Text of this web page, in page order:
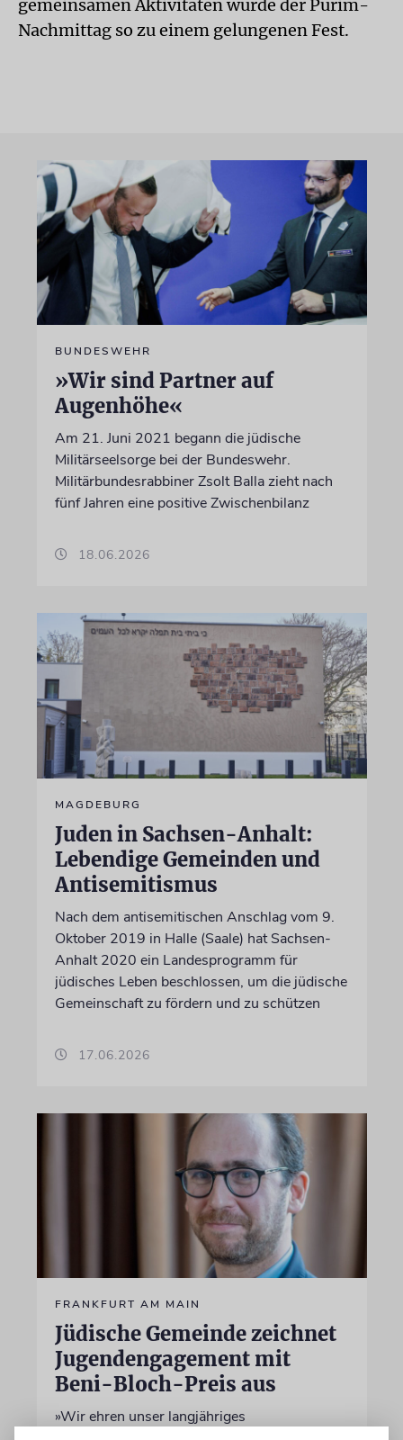
gemeinsamen Aktivitäten wurde der Purim-
Nachmittag so zu einem gelungenen Fest.
BUNDESWEHR
»Wir sind Partner auf
Augenhöhe«
Am 21. Juni 2021 begann die jüdische
Militärseelsorge bei der Bundeswehr.
Militärbundesrabbiner Zsolt Balla zieht nach
fünf Jahren eine positive Zwischenbilanz
18.06.2026
MAGDEBURG
Juden in Sachsen-Anhalt:
Lebendige Gemeinden und
Antisemitismus
Nach dem antisemitischen Anschlag vom 9.
Oktober 2019 in Halle (Saale) hat Sachsen-
Anhalt 2020 ein Landesprogramm für
jüdisches Leben beschlossen, um die jüdische
Gemeinschaft zu fördern und zu schützen
17.06.2026
FRANKFURT AM MAIN
Jüdische Gemeinde zeichnet
Jugendengagement mit
Beni-Bloch-Preis aus
»Wir ehren unser langjähriges